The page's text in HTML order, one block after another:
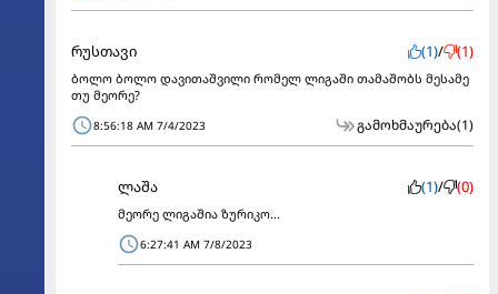
რუსთავი (1)/ (1)
ბოლო ბოლო დავითაშვილი რომელ ლიგაში თამაშობს მესამე
თუ მეორე?
8:56:18 AM 7/4/2023 გამოხმაურება(1)
ლაშა (1)/ (0)
მეორე ლიგაშია ზურიკო...
6:27:41 AM 7/8/2023